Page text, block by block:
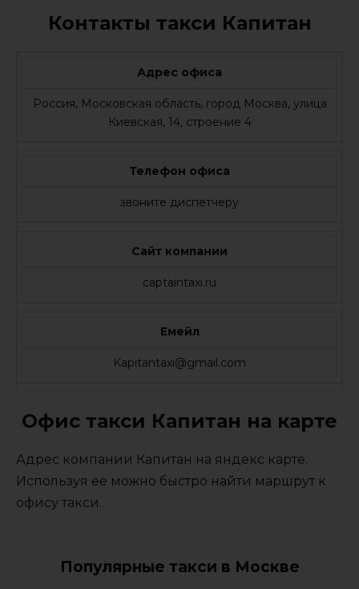
Контакты такси Капитан
Адрес офиса
Россия, Московская область, город Москва, улица
Киевская, 14, строение 4
Телефон офиса
звоните диспетчеру
Сайт компании
captaintaxi.ru
Емейл
Kapitantaxi@gmail.com
Офис такси Капитан на карте
Адрес компании Капитан на яндекс карте.
Используя ее можно быстро найти маршрут к
офису такси.
Популярные такси в Москве